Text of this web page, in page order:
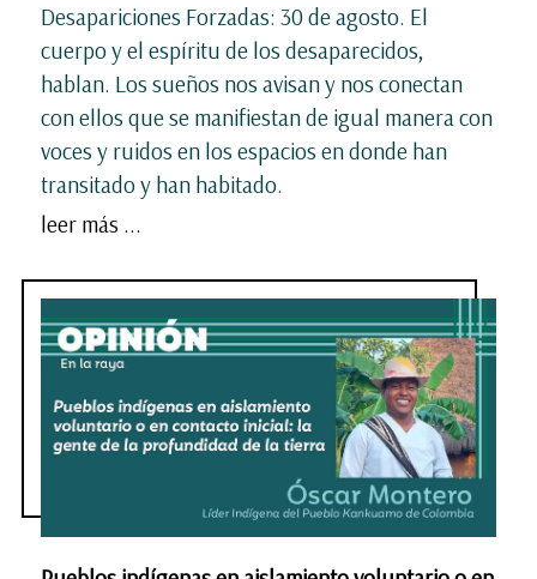
Desapariciones Forzadas: 30 de agosto. El
cuerpo y el espíritu de los desaparecidos,
hablan. Los sueños nos avisan y nos conectan
con ellos que se manifiestan de igual manera con
voces y ruidos en los espacios en donde han
transitado y han habitado.
leer más ...